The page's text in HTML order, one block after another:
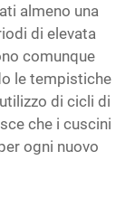
almeno una
di elevata
comunque
le tempistiche
di cicli di
che i cuscini
ogni nuovo